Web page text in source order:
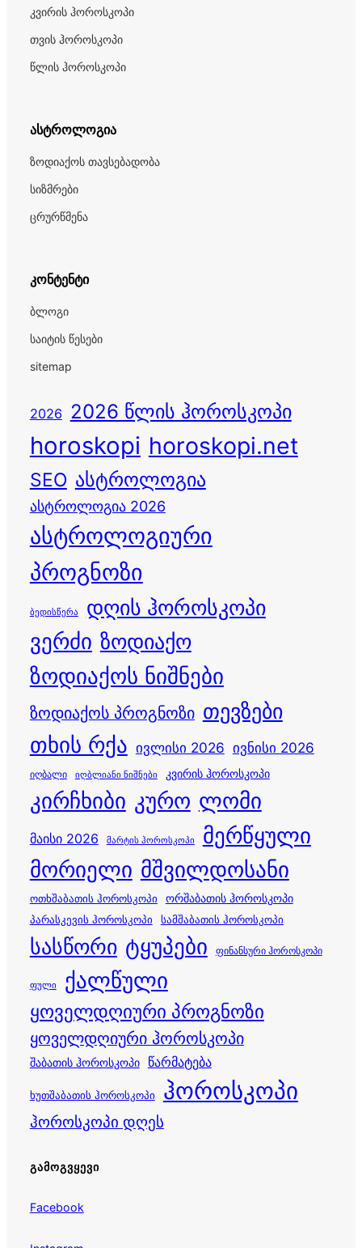
კვირის ჰოროსკოპი
თვის ჰოროსკოპი
წლის ჰოროსკოპი
ასტროლოგია
ზოდიაქოს თავსებადობა
სიზმრები
ცრურწმენა
კონტენტი
ბლოგი
საიტის წესები
sitemap
2026 2026 წლის ჰოროსკოპი
horoskopi horoskopi.net
SEO ასტროლოგია
ასტროლოგია 2026
ასტროლოგიური
პროგნოზი
ბედისწერა დღის ჰოროსკოპი
ვერძი ზოდიაქო
ზოდიაქოს ნიშნები
ზოდიაქოს პროგნოზი თევზები
თხის რქა ივლისი 2026 ივნისი 2026
იღბალი იღბლიანი ნიშნები კვირის ჰოროსკოპი
კირჩხიბი კურო ლომი
მაისი 2026 მარტის ჰოროსკოპი მერწყული
მორიელი მშვილდოსანი
ოთხშაბათის ჰოროსკოპი
ორშაბათის ჰოროსკოპი
პარასკევის ჰოროსკოპი
სამშაბათის ჰოროსკოპი
სასწორი ტყუპები ფინანსური ჰოროსკოპი
ფული ქალწული
ყოველდღიური პროგნოზი
ყოველდღიური ჰოროსკოპი
შაბათის ჰოროსკოპი წარმატება
ხუთშაბათის ჰოროსკოპი ჰოროსკოპი
ჰოროსკოპი დღეს
ᲒᲐᲛᲝᲒᲕᲧᲔᲕᲘ
Facebook